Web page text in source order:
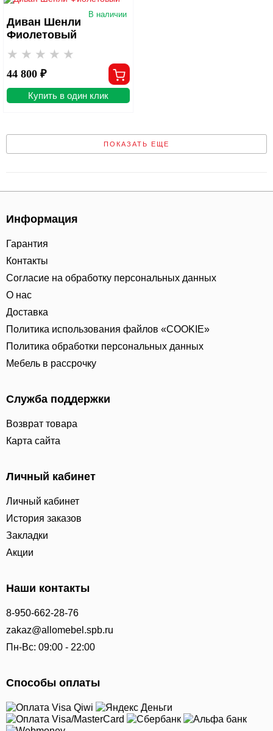
В наличии
Диван Шенли
Фиолетовый
44 800 ₽
Купить в один клик
ПОКАЗАТЬ ЕЩЕ
Информация
Гарантия
Контакты
Согласие на обработку персональных данных
О нас
Доставка
Политика использования файлов «COOKIE»
Политика обработки персональных данных
Мебель в рассрочку
Служба поддержки
Возврат товара
Карта сайта
Личный кабинет
Личный кабинет
История заказов
Закладки
Акции
Наши контакты
8-950-662-28-76
zakaz@allomebel.spb.ru
Пн-Вс: 09:00 - 22:00
Способы оплаты